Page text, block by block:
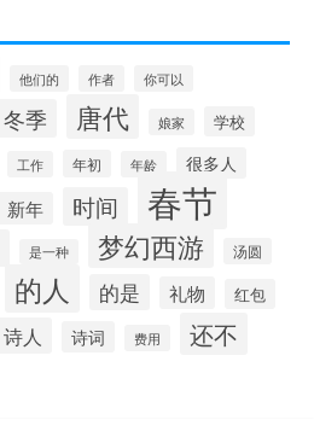
他们的 作者 你可以
冬季 唐代 娘家 学校
工作 年初 年龄 很多人
新年 时间 春节
是一种 梦幻西游 汤圆
的人 的是 礼物 红包
诗人 诗词 费用 还不